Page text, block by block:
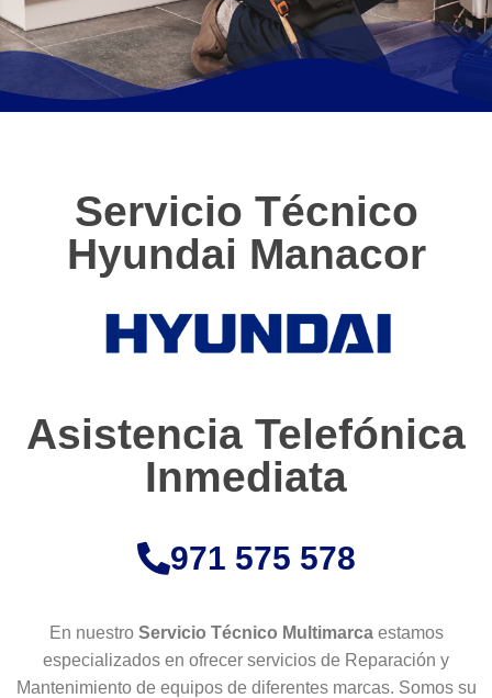
Servicio Técnico
Hyundai Manacor
Asistencia Telefónica
Inmediata
971 575 578
En nuestro Servicio Técnico Multimarcaestamos
especializados en ofrecer servicios de Reparación y
Mantenimiento de equipos de diferentes marcas. Somos su